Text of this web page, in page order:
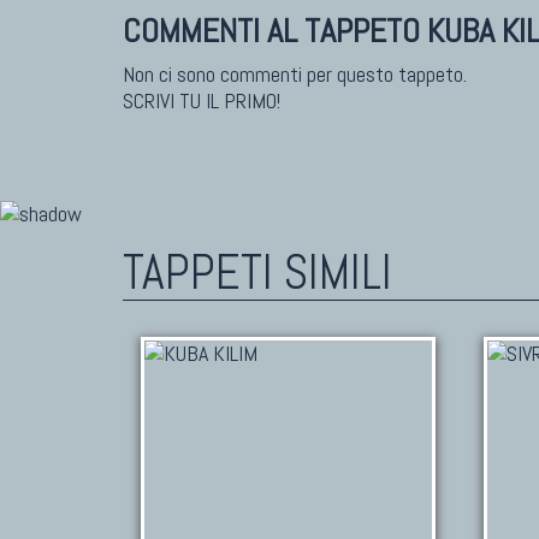
COMMENTI AL TAPPETO KUBA
Non ci sono commenti per questo tappeto.
SCRIVI TU IL PRIMO!
TAPPETI SIMILI